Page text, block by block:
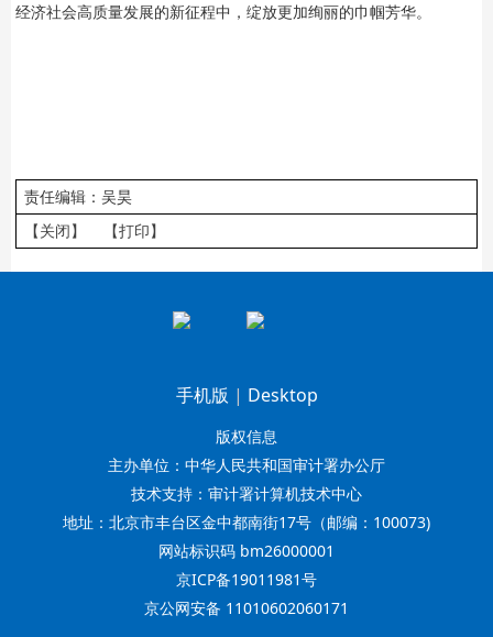
经济社会高质量发展的新征程中，绽放更加绚丽的巾帼芳华。
责任编辑：吴昊
【关闭】
【打印】
手机版 | Desktop
版权信息
主办单位：中华人民共和国审计署办公厅
技术支持：审计署计算机技术中心
地址：北京市丰台区金中都南街17号（邮编：100073)
网站标识码 bm26000001
京ICP备19011981号
京公网安备 11010602060171